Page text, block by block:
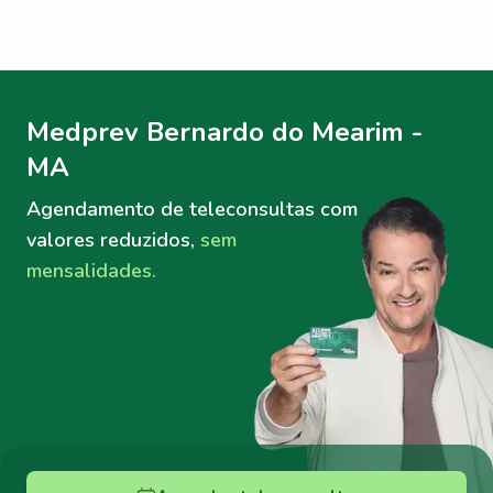
Medprev Bernardo do Mearim -
MA
Agendamento de teleconsultas com
valores reduzidos, sem
mensalidades.